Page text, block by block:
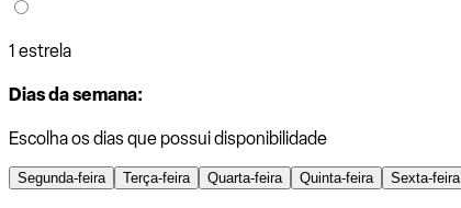
1 estrela
Dias da semana:
Escolha os dias que possui disponibilidade
Segunda-feira Terça-feira Quarta-feira Quinta-feira Sexta-feira